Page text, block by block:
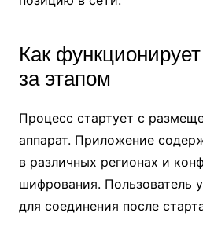
Как
за этапом
Процесс стартует с
аппарат. Приложение
в различных регионах и
шифрования. Пользователь
для соединения после